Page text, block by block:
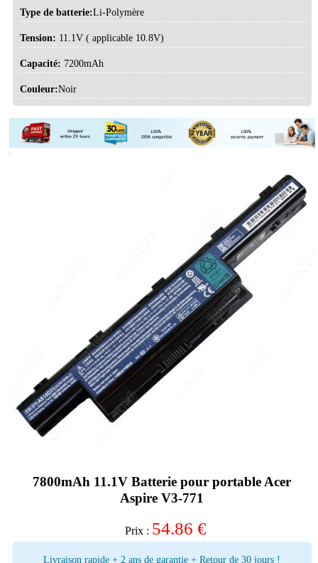
Type de batterie:Li-Polymère
Tension: 11.1V ( applicable 10.8V)
Capacité: 7200mAh
Couleur:Noir
7800mAh 11.1V Batterie pour portable Acer
Aspire V3-771
Prix : 54.86 €
Livraison rapide + 2 ans de garantie + Retour de 30 jours !